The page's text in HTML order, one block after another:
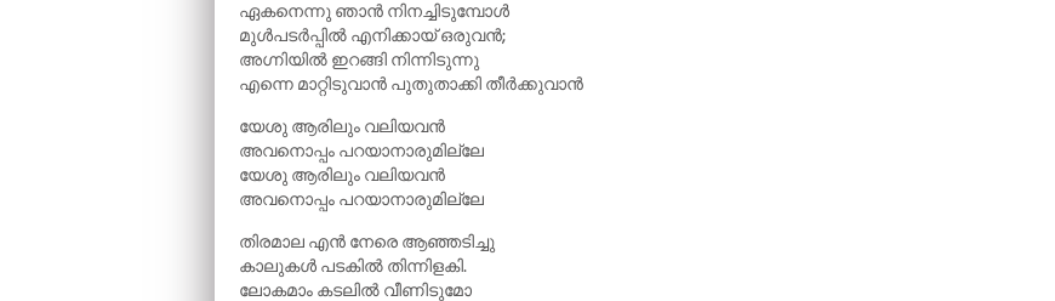
ഏകനെന്നു ഞാൻ നിനച്ചിടുമ്പോൾ
മുൾപടർപ്പിൽ എനിക്കായ് ഒരുവൻ;
അഗ്നിയിൽ ഇറങ്ങി നിന്നിടുന്നു
എന്നെ മാറ്റിടുവാൻ പുതുതാക്കി തീർക്കുവാൻ
യേശു ആരിലും വലിയവൻ
അവനൊപ്പം പറയാനാരുമില്ലേ
യേശു ആരിലും വലിയവൻ
അവനൊപ്പം പറയാനാരുമില്ലേ
തിരമാല എൻ നേരെ ആഞ്ഞടിച്ചു
കാലുകൾ പടകിൽ തിന്നിളകി.
ലോകമാം കടലിൽ വീണിടുമോ